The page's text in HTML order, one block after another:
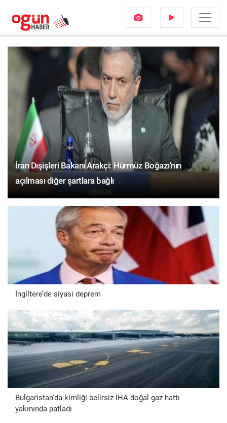
İran Dışişleri Bakanı Arakçi: Hürmüz Boğazı'nın
açılması diğer şartlara bağlı
İngiltere’de siyasi deprem
Bulgaristan'da kimliği belirsiz İHA doğal gaz hattı
yakınında patladı